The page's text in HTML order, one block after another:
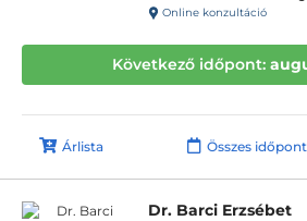
Online konzultáció
Következő időpont:
Árlista Összes időpont
Dr. Barci Erzsébet